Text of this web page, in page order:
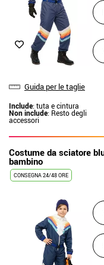
Guida per le taglie
Include: tuta e cintura
Non include: Resto degli
accessori
Costume da sciatore
bambino
CONSEGNA 24/48 ORE